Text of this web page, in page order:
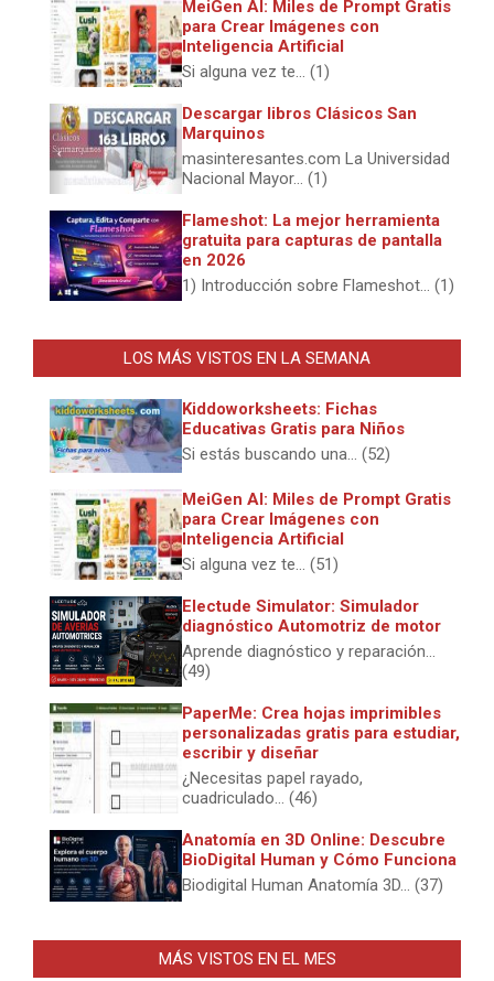
MeiGen AI: Miles de Prompt Gratis
para Crear Imágenes con
Inteligencia Artificial
Si alguna vez te... (1)
Descargar libros Clásicos San
Marquinos
masinteresantes.com La Universidad
Nacional Mayor... (1)
Flameshot: La mejor herramienta
gratuita para capturas de pantalla
en 2026
1) Introducción sobre Flameshot... (1)
LOS MÁS VISTOS EN LA SEMANA
Kiddoworksheets: Fichas
Educativas Gratis para Niños
Si estás buscando una... (52)
MeiGen AI: Miles de Prompt Gratis
para Crear Imágenes con
Inteligencia Artificial
Si alguna vez te... (51)
Electude Simulator: Simulador
diagnóstico Automotriz de motor
Aprende diagnóstico y reparación...
(49)
PaperMe: Crea hojas imprimibles
personalizadas gratis para estudiar,
escribir y diseñar
¿Necesitas papel rayado,
cuadriculado... (46)
Anatomía en 3D Online: Descubre
BioDigital Human y Cómo Funciona
Biodigital Human Anatomía 3D... (37)
MÁS VISTOS EN EL MES